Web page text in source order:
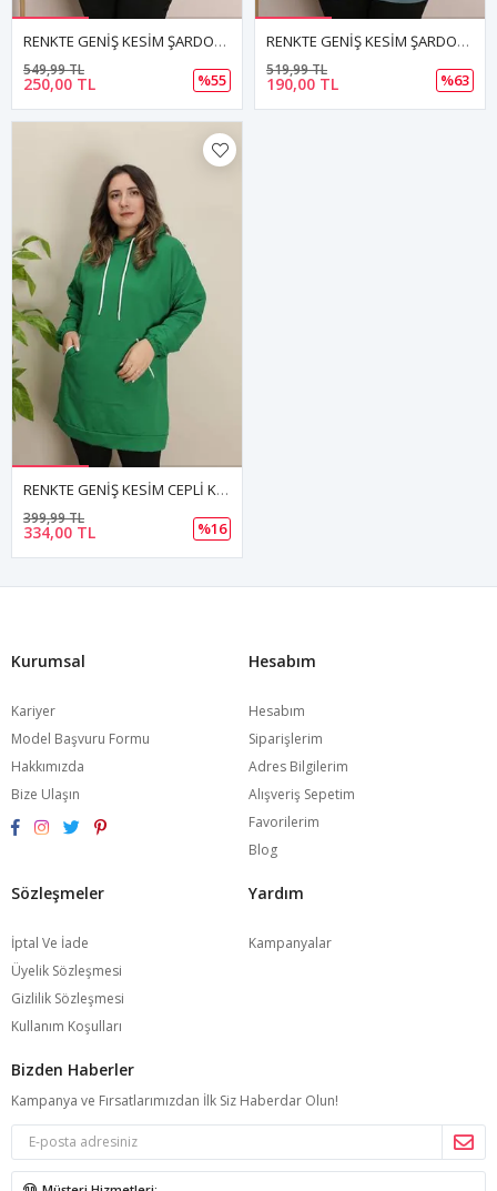
RENKTE GENİŞ KESİM ŞARDONLU DÜZ SİYAH SWEAT
250,00 TL
549,99 TL
%55
RENKTE GENİŞ KESİM ŞARDONLU DÜZ YEŞİL SWEAT
190,00 TL
519,99 TL
%63
RENKTE GENİŞ KESİM CEPLİ KAPŞONLU YEŞİL SWEAT & TUNİK
334,00 TL
399,99 TL
%16
Kurumsal
Kariyer
Model Başvuru Formu
Hakkımızda
Bize Ulaşın
Hesabım
Hesabım
Siparişlerim
Adres Bilgilerim
Alışveriş Sepetim
Favorilerim
Blog
Sözleşmeler
İptal Ve İade
Üyelik Sözleşmesi
Gizlilik Sözleşmesi
Kullanım Koşulları
Yardım
Kampanyalar
Bizden Haberler
Kampanya ve Fırsatlarımızdan İlk Siz Haberdar Olun!